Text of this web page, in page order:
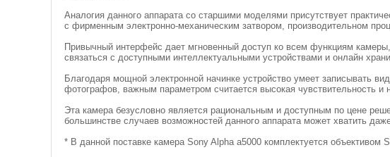
Аналогия данного аппарата со старшими моделями присутствует
с фирменным электронно-механическим затвором, производительном
Привычный интерфейс дает мгновенный доступ ко всем функциям
связаться с доступными интеллектуальными устройствами и онлайн
Благодаря мощной электронной начинке устройство умеет записывать
фотографов, важным параметром считается высокая чувствительность и
Эта камера безусловно является рациональным и доступным по цене
большинстве случаев возможностей данного аппарата может хватить
* В данной поставке камера Sony Alpha a5000 комплектуется объективом